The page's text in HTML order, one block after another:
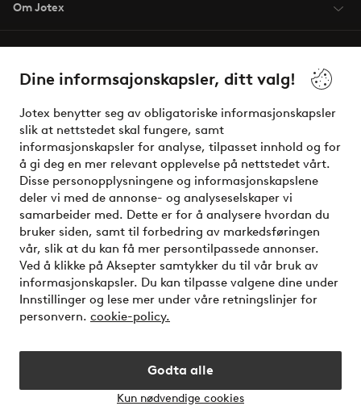
Dine informsajonskapsler, ditt valg!
Jotex benytter seg av obligatoriske informasjonskapsler
slik at nettstedet skal fungere, samt
informasjonskapsler for analyse, tilpasset innhold og for
å gi deg en mer relevant opplevelse på nettstedet vårt.
Disse personopplysningene og informasjonskapslene
deler vi med de annonse- og analyseselskaper vi
samarbeider med. Dette er for å analysere hvordan du
bruker siden, samt til forbedring av markedsføringen
vår, slik at du kan få mer persontilpassede annonser.
Ved å klikke på Aksepter samtykker du til vår bruk av
informasjonskapsler. Du kan tilpasse valgene dine under
Innstillinger og lese mer under våre retningslinjer for
personvern. cookie-policy.
Godta alle
Kun nødvendige cookies
Om Jotex
Venner
Sikre betalinger - Betal direkte eller del opp
Vil du vite mer om våre betalingsalternativer?
elpy